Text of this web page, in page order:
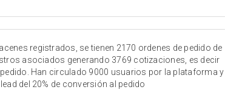
registrados, se tienen 2170 ordenes de pedido de
asociados generando 3769 cotizaciones, es decir
Han circulado 9000 usuarios por la plataforma y
del 20% de conversión al pedido